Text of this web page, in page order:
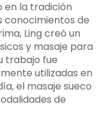
en la tradición
conocimientos de
Ling creó un
y masaje para
trabajo fue
utilizadas en
el masaje sueco
de